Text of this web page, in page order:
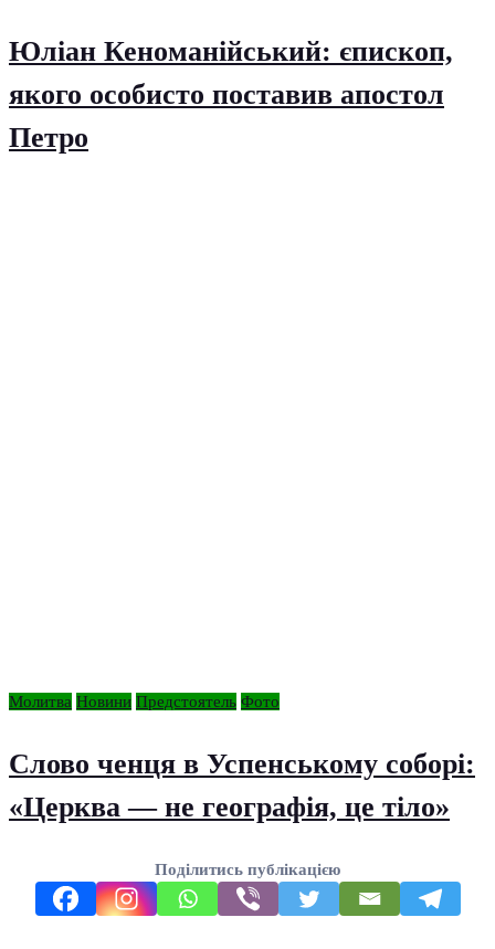
Юліан Кеноманійський: єпископ,
якого особисто поставив апостол
Петро
Молитва Новини Предстоятель Фото
Слово ченця в Успенському соборі:
«Церква — не географія, це тіло»
Поділитись публікацією